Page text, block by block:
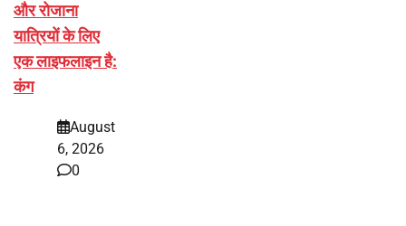
और रोजाना
यात्रियों के लिए
एक लाइफलाइन है:
कंग
August
6, 2026
0